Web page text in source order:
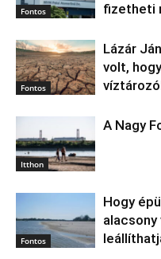
Fontos
fizetheti
Fontos
Lázár
volt,
Itthon
A Nagy
Fontos
Hogy